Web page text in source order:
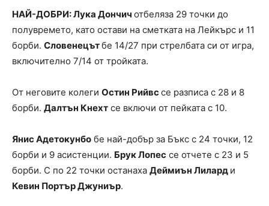
НАЙ-ДОБРИ: Лука Дончич отбеляза 29 точки до
полувремето, като остави на сметката на Лейкърс и 11
борби. Словенецътбе 14/27 при стрелбата си от игра,
включително 7/14 от тройката.
От неговите колеги Остин Рийвссе разписа с 28 и 8
борби. Далтън Кнехт се включи от пейката с 10.
Янис Адетокунбо бе най-добър за Бъкс с 24 точки, 12
борби и 9 асистенции. Брук Лопес се отчете с 23 и 5
борби. С по 22 точки останаха Деймиън Лилард и
Кевин Портър Джуниър.